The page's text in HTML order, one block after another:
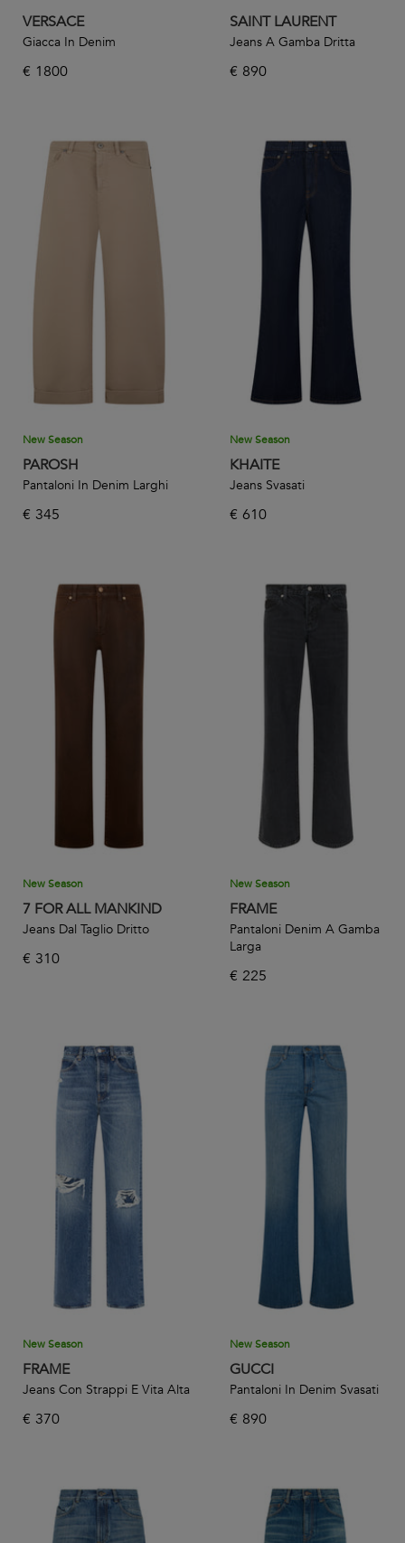
VERSACE
Giacca In Denim
€ 1800
SAINT LAURENT
Jeans A Gamba Dritta
€ 890
New Season
PAROSH
Pantaloni In Denim Larghi
€ 345
New Season
KHAITE
Jeans Svasati
€ 610
New Season
7 FOR ALL MANKIND
Jeans Dal Taglio Dritto
€ 310
New Season
FRAME
Pantaloni Denim A Gamba
Larga
€ 225
New Season
FRAME
Jeans Con Strappi E Vita Alta
€ 370
New Season
GUCCI
Pantaloni In Denim Svasati
€ 890